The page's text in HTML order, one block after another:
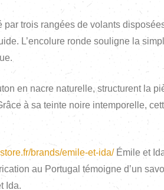
trois rangées de volants
L’encolure ronde souligne la
en nacre naturelle, structurent la
à sa teinte noire intemporelle,
brands/emile-et-ida/Émile et
au Portugal témoigne d’un
Ida.